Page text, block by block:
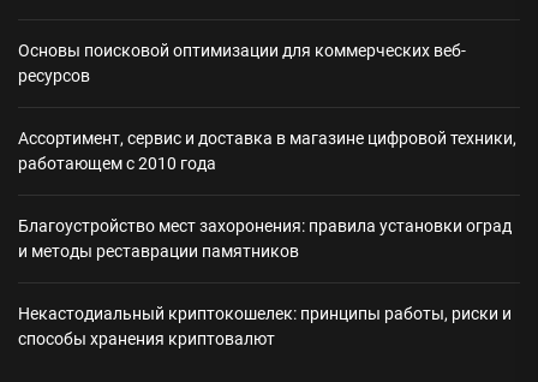
Основы поисковой оптимизации для коммерческих веб-
ресурсов
Ассортимент, сервис и доставка в магазине цифровой техники,
работающем с 2010 года
Благоустройство мест захоронения: правила установки оград
и методы реставрации памятников
Некастодиальный криптокошелек: принципы работы, риски и
способы хранения криптовалют